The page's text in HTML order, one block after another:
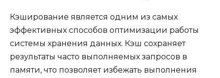
Кэширование является одним из самых
эффективных способов оптимизации работы
системы хранения данных. Кэш сохраняет
результаты часто выполняемых запросов в
памяти, что позволяет избежать выполнения